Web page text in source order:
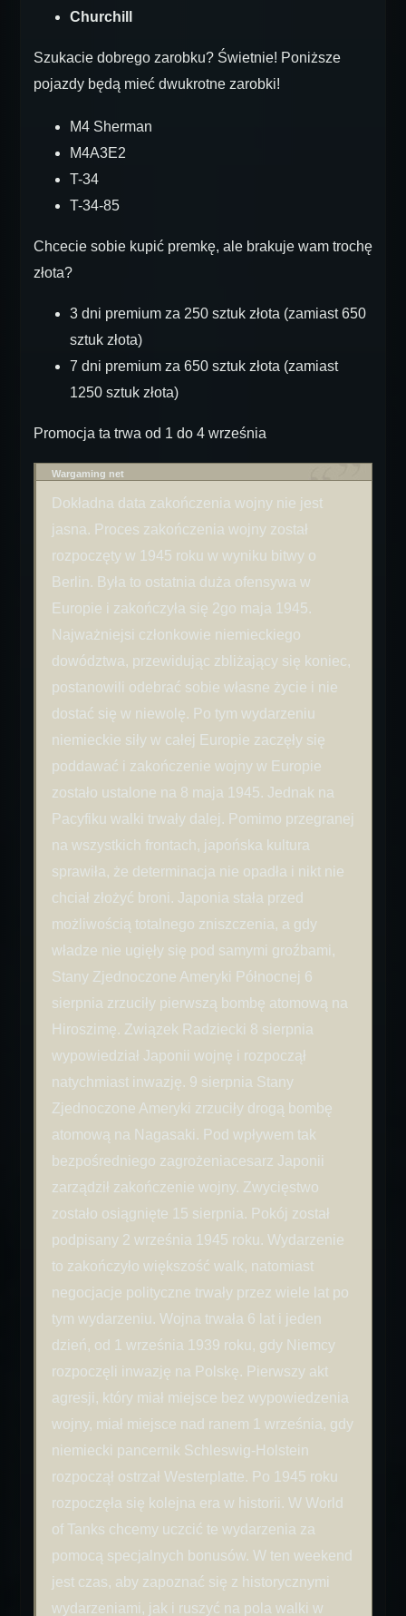
Churchill
Szukacie dobrego zarobku? Świetnie! Poniższe
pojazdy będą mieć dwukrotne zarobki!
M4 Sherman
M4A3E2
T-34
T-34-85
Chcecie sobie kupić premkę, ale brakuje wam trochę
złota?
3 dni premium za 250 sztuk złota (zamiast 650
sztuk złota)
7 dni premium za 650 sztuk złota (zamiast
1250 sztuk złota)
Promocja ta trwa od 1 do 4 września
Wargaming net
Dokładna data zakończenia wojny nie jest
jasna. Proces zakończenia wojny został
rozpoczęty w 1945 roku w wyniku bitwy o
Berlin. Była to ostatnia duża ofensywa w
Europie i zakończyła się 2go maja 1945.
Najważniejsi członkowie niemieckiego
dowództwa, przewidując zbliżający się koniec,
postanowili odebrać sobie własne życie i nie
dostać się w niewolę. Po tym wydarzeniu
niemieckie siły w całej Europie zaczęły się
poddawać i zakończenie wojny w Europie
zostało ustalone na 8 maja 1945. Jednak na
Pacyfiku walki trwały dalej. Pomimo przegranej
na wszystkich frontach, japońska kultura
sprawiła, że determinacja nie opadła i nikt nie
chciał złożyć broni. Japonia stała przed
możliwością totalnego zniszczenia, a gdy
władze nie ugięły się pod samymi groźbami,
Stany Zjednoczone Ameryki Północnej 6
sierpnia zrzuciły pierwszą bombę atomową na
Hiroszimę. Związek Radziecki 8 sierpnia
wypowiedział Japonii wojnę i rozpoczął
natychmiast inwazję. 9 sierpnia Stany
Zjednoczone Ameryki zrzuciły drogą bombę
atomową na Nagasaki. Pod wpływem tak
bezpośredniego zagrożeniacesarz Japonii
zarządził zakończenie wojny. Zwycięstwo
zostało osiągnięte 15 sierpnia. Pokój został
podpisany 2 września 1945 roku. Wydarzenie
to zakończyło większość walk, natomiast
negocjacje polityczne trwały przez wiele lat po
tym wydarzeniu. Wojna trwała 6 lat i jeden
dzień, od 1 września 1939 roku, gdy Niemcy
rozpoczęli inwazję na Polskę. Pierwszy akt
agresji, który miał miejsce bez wypowiedzenia
wojny, miał miejsce nad ranem 1 września, gdy
niemiecki pancernik Schleswig-Holstein
rozpoczął ostrzał Westerplatte. Po 1945 roku
rozpoczęła się kolejna era w historii. W World
of Tanks chcemy uczcić te wydarzenia za
pomocą specjalnych bonusów. W ten weekend
jest czas, aby zapoznać się z historycznymi
wydarzeniami, jak i ruszyć na pola walki w